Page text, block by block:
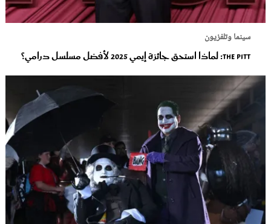
سينما وتلفزيون
The Pitt: لماذا استحق جائزة إيمي 2025 لأفضل مسلسل درامي؟